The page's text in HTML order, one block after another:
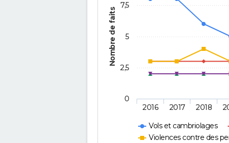
Nombre de faits
Vols et cambriolages
Violences contre des
2016 2017 2018
0
2,5
5
7,5